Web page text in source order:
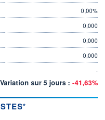
0,00%
0,000
0,000
0,000
-
Variation sur 5 jours : -41,63%